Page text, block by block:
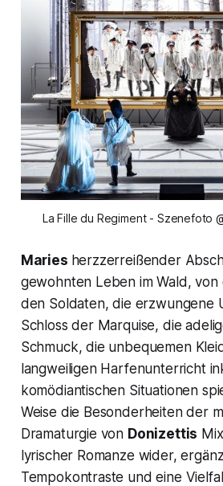
La Fille du Regiment - Szenefoto
Maries herzzerreißender
gewohnten Leben im Wald,
den Soldaten, die erzwungene
Schloss der Marquise, die
Schmuck, die unbequemen
langweiligen Harfenunterricht
komödiantischen Situationen
Weise die Besonderheiten der
Dramaturgie von Donizettis
lyrischer Romanze wider,
Tempokontraste und eine